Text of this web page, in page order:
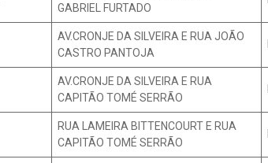
GABRIEL FURTADO
AV.CRONJE DA SILVEIRA E RUA JOÃO
CASTRO PANTOJA
AV.CRONJE DA SILVEIRA E RUA
CAPITÃO TOMÉ SERRÃO
RUA LAMEIRA BITTENCOURT E RUA
CAPITÃO TOMÉ SERRÃO